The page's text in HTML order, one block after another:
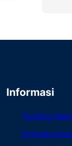
Informasi
Tentang